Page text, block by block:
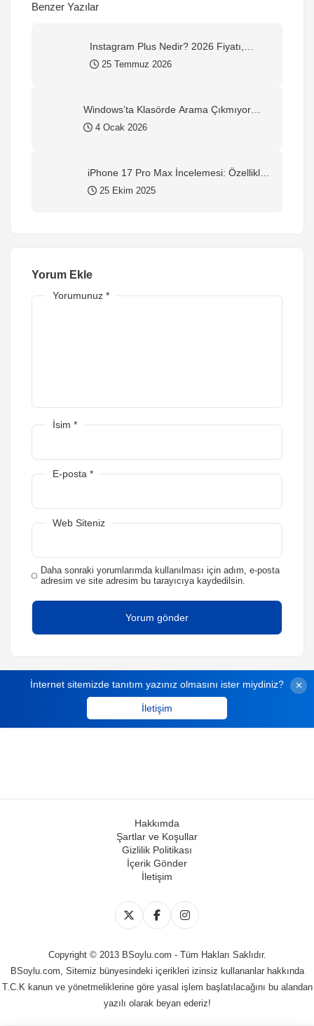
Benzer Yazılar
Instagram Plus Nedir? 2026 Fiyatı,
Özellikleri ve Nasıl Alınır?
25 Temmuz 2026
Windows’ta Klasörde Arama Çıkmıyor
mu? Kesin Çözüm Rehberi (2026)
4 Ocak 2026
iPhone 17 Pro Max İncelemesi: Özellikler,
Yorumlar ve Alınır mı?
25 Ekim 2025
Yorum Ekle
Yorumunuz *
İsim *
E-posta *
Web Siteniz
Daha sonraki yorumlarımda kullanılması için adım, e-posta
adresim ve site adresim bu tarayıcıya kaydedilsin.
İnternet sitemizde tanıtım yazınız olmasını ister miydiniz?
İletişim
Hakkımda
Şartlar ve Koşullar
Gizlilik Politikası
İçerik Gönder
İletişim
Copyright © 2013 BSoylu.com - Tüm Hakları Saklıdır.
BSoylu.com, Sitemiz bünyesindeki içerikleri izinsiz kullananlar hakkında
T.C.K kanun ve yönetmeliklerine göre yasal işlem başlatılacağını bu alandan
yazılı olarak beyan ederiz!